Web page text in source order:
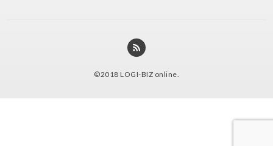
©2018 LOGI-BIZ online